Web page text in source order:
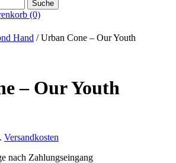
(0)
Hand / Urban Cone – Our Youth
– Our Youth
Versandkosten
nach Zahlungseingang